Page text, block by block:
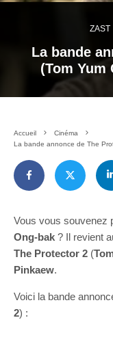
ZAST
La bande
(Tom Yum
Accueil
Cinéma
La bande annonce de The
Vous vous souvenez
Ong-bak ? Il revient
The Protector 2 (
Pinkaew.
Voici la bande
2) :